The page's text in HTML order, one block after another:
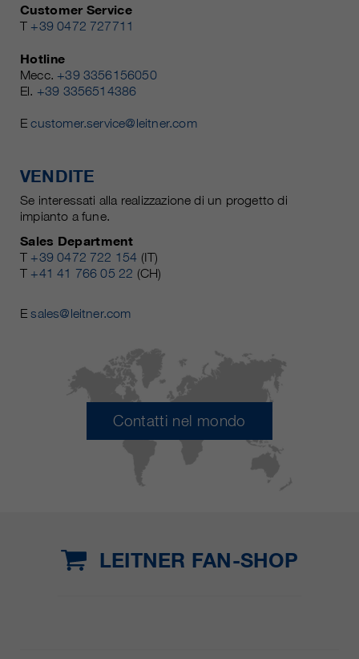
Customer Service
T +39 0472 727711
Hotline
Mecc. +39 3356156050
El. +39 3356514386
Ecustomer.service@leitner.com
VENDITE
Se interessati alla realizzazione di un progetto di
impianto a fune.
Sales Department
T +39 0472 722 154 (IT)
T +41 41 766 05 22 (CH)
Esales@leitner.com
Contatti nel mondo
LEITNER FAN-SHOP